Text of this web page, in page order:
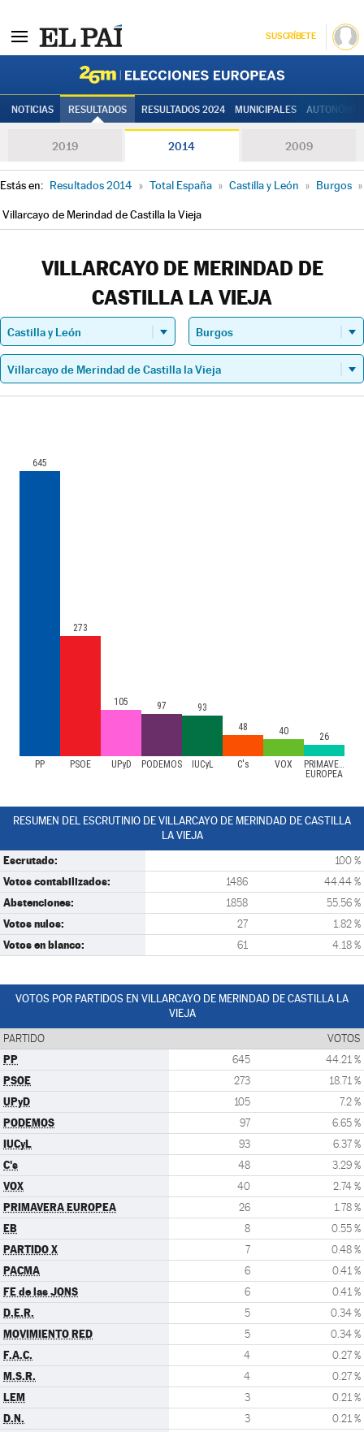
SUSCRÍBETE
NOTICIAS RESULTADOS RESULTADOS 2024 MUNICIPALES
2019 2014 2009
Estás en: Resultados 2014 » Total España » Castilla y León » Burgos »
Villarcayo de Merindad de Castilla la Vieja
VILLARCAYO DE MERINDAD DE
CASTILLA LA VIEJA
PP PSOE UPyD PODEMOS IUCyL C's VOX
PRIMAVERA
EUROPEA
645
273
105 97
93
48
40 26
RESUMEN DEL ESCRUTINIO DE VILLARCAYO DE MERINDAD DE CASTILLA
LA VIEJA
Escrutado: 100 %
Votos contabilizados: 1486 44.44 %
Abstenciones: 1858 55.56 %
Votos nulos: 27 1.82 %
Votos en blanco: 61 4.18 %
VOTOS POR PARTIDOS EN VILLARCAYO DE MERINDAD DE CASTILLA LA
VIEJA
PARTIDO VOTOS
PP 645 44.21 %
PSOE 273 18.71 %
UPyD 105 7.2 %
PODEMOS 97 6.65 %
IUCyL 93 6.37 %
C's 48 3.29 %
VOX 40 2.74 %
PRIMAVERA EUROPEA 26 1.78 %
EB 8 0.55 %
PARTIDO X 7 0.48 %
PACMA 6 0.41 %
FE de las JONS 6 0.41 %
D.E.R. 5 0.34 %
MOVIMIENTO RED 5 0.34 %
F.A.C. 4 0.27 %
M.S.R. 4 0.27 %
LEM 3 0.21 %
D.N. 3 0.21 %